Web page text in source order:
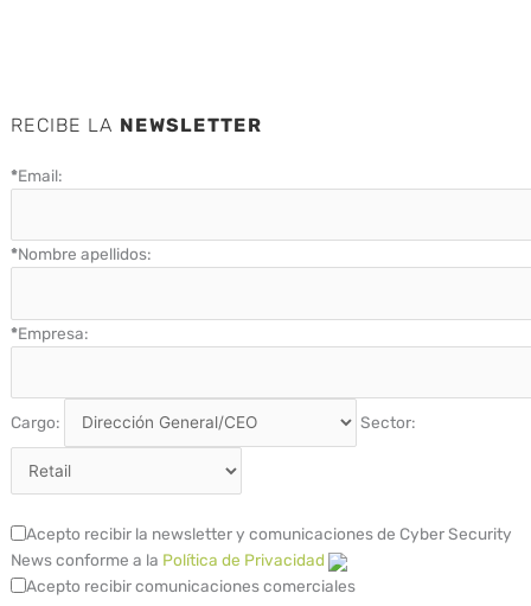
RECIBE LA NEWSLETTER
*Email:
*Nombre apellidos:
*Empresa:
Cargo: Sector:
Acepto recibir la newsletter y comunicaciones de Cyber Security
News conforme a la Política de Privacidad
Acepto recibir comunicaciones comerciales